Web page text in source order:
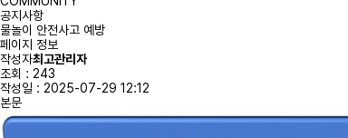
공지사항
물놀이 안전사고 예방
페이지 정보
작성자최고관리자
조회 : 243
작성일 : 2025-07-29 12:12
본문